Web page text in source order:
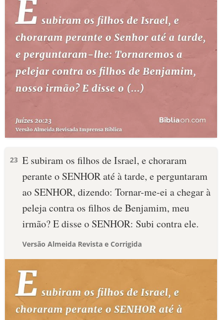
23 E subiram os filhos de Israel, e choraram
perante o SENHOR até à tarde, e perguntaram
ao SENHOR, dizendo: Tornar-me-ei a chegar à
peleja contra os filhos de Benjamim, meu
irmão? E disse o SENHOR: Subi contra ele.
Versão Almeida Revista e Corrigida